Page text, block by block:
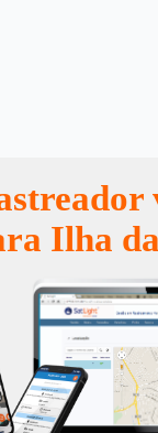
Ilha